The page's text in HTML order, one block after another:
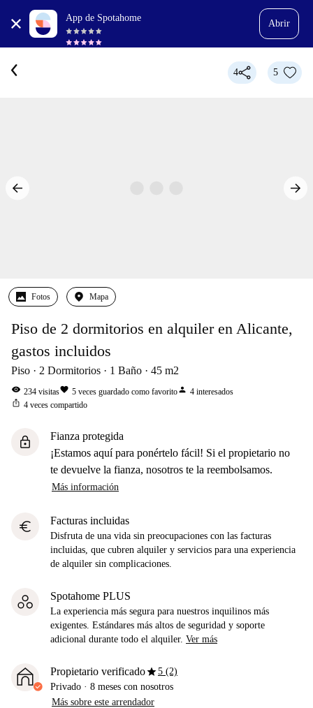
App de Spotahome
Abrir
4 5
Fotos Mapa
Piso de 2 dormitorios en alquiler en Alicante,
gastos incluidos
Piso 2 Dormitorios 1 Baño 45 m2
visibility 234 visitasfavorite 5 veces guardado como favoritoperson 4 interesados
ios_share 4 veces compartido
lock
Fianza protegida
¡Estamos aquí para ponértelo fácil! Si el propietario no
te devuelve la fianza, nosotros te la reembolsamos.
Más información
euro Facturas incluidas
Disfruta de una vida sin preocupaciones con las facturas
incluidas, que cubren alquiler y servicios para una experiencia
de alquiler sin complicaciones.
Spotahome PLUS
La experiencia más segura para nuestros inquilinos más
exigentes. Estándares más altos de seguridad y soporte
adicional durante todo el alquiler. Ver más
Propietario verificadostar5 (2)
Privado · 8 meses con nosotros
Más sobre este arrendador